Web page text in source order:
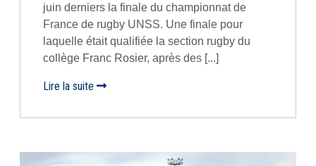
juin derniers la finale du championnat de
France de rugby UNSS. Une finale pour
laquelle était qualifiée la section rugby du
collège Franc Rosier, après des [...]
Lire la suite